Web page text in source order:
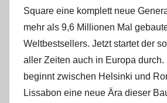
Square eine komplett neue
mehr als 9,6 Millionen Mal
Weltbestsellers. Jetzt startet der
aller Zeiten auch in Europa durch.
beginnt zwischen Helsinki und
Lissabon eine neue Ära dieser